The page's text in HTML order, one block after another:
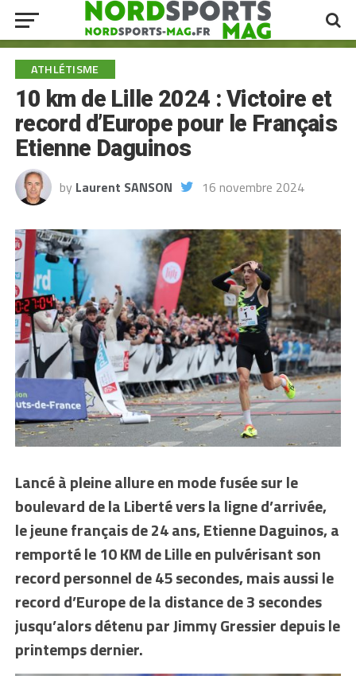
ATHLÉTISME
10 km de Lille 2024 : Victoire et
record d’Europe pour le Français
Etienne Daguinos
by Laurent SANSON 16 novembre 2024
Lancé à pleine allure en mode fusée sur le
boulevard de la Liberté vers la ligne d’arrivée,
le jeune français de 24 ans, Etienne Daguinos, a
remporté le 10 KM de Lille en pulvérisant son
record personnel de 45 secondes, mais aussi le
record d’Europe de la distance de 3 secondes
jusqu’alors détenu par Jimmy Gressier depuis le
printemps dernier.